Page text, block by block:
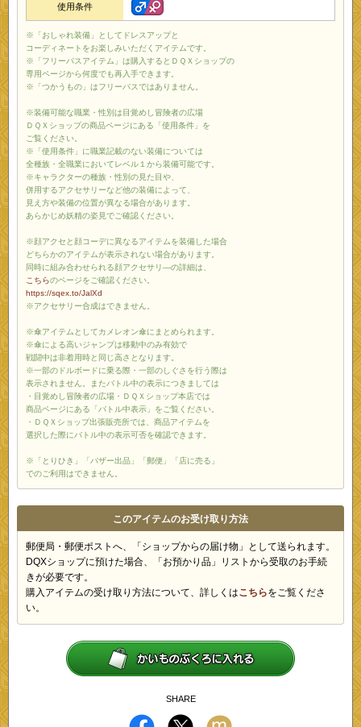
使用条件
※「おしゃれ装備」としてドレスアップと
コーディネートをお楽しみいただくアイテムです。
※「フリーパスアイテム」は購入するとＤＱＸショップの
専用ページから何度でも再入手できます。
※「つかうもの」はフリーパスではありません。
※装備可能な職業・性別は目覚めし冒険者の広場
ＤＱＸショップの商品ページにある「使用条件」を
ご覧ください。
※「使用条件」に職業記載のない装備については
全種族・全職業においてレベル１から装備可能です。
※キャラクターの種族・性別の見た目や、
併用するアクセサリーなど他の装備によって、
見え方や装備の位置が異なる場合があります。
あらかじめ妖精の姿見でご確認ください。
※顔アクセと顔コーデに異なるアイテムを装備した場合
どちらかのアイテムが表示されない場合があります。
同時に組み合わせられる顔アクセサリ―の詳細は、
こちらのページをご確認ください。
https://sqex.to/JalXd
※アクセサリー合成はできません。
※傘アイテムとしてカメレオン傘にまとめられます。
※傘による高いジャンプは移動中のみ有効で
戦闘中は非着用時と同じ高さとなります。
※一部のドルボードに乗る際・一部のしぐさを行う際は
表示されません。またバトル中の表示につきましては
・目覚めし冒険者の広場・ＤＱＸショップ本店では
商品ページにある「バトル中表示」をご覧ください。
・ＤＱＸショップ出張販売所では、商品アイテムを
選択した際にバトル中の表示可否を確認できます。
※「とりひき」「バザー出品」「郵便」「店に売る」
でのご利用はできません。
このアイテムのお受け取り方法
郵便局・郵便ポストへ、「ショップからの届け物」として送られます。
DQXショップに預けた場合、「お預かり品」リストから受取のお手続
きが必要です。
購入アイテムの受け取り方法について、詳しくはこちらをご覧くださ
い。
SHARE